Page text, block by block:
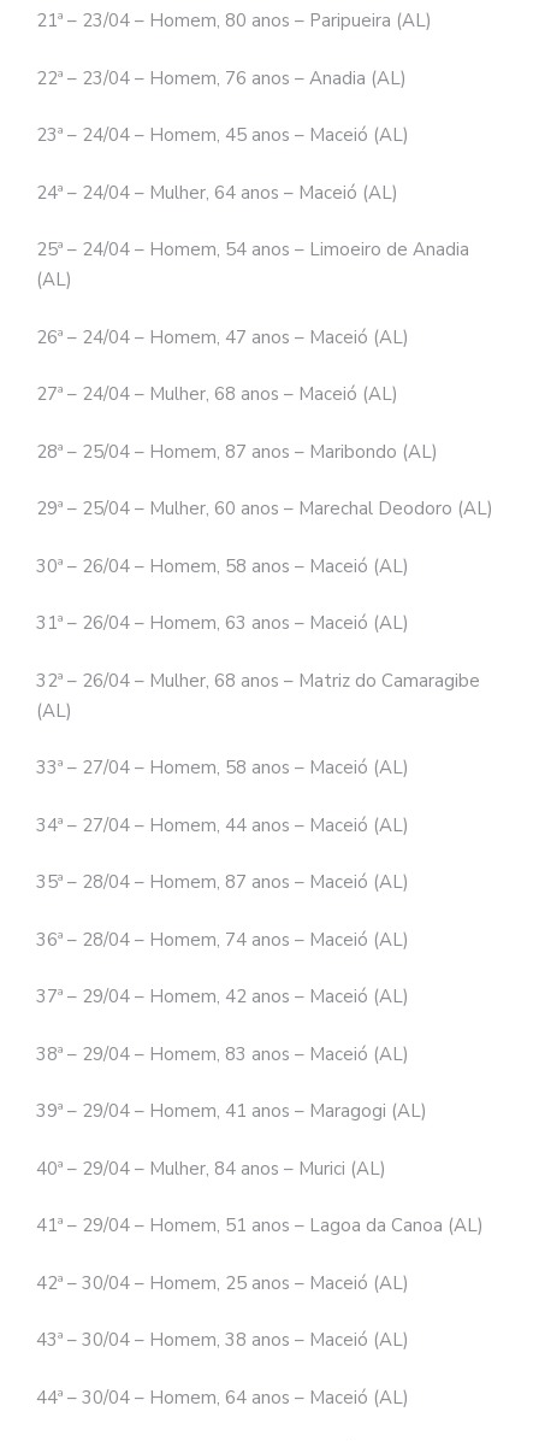
21ª – 23/04 – Homem, 80 anos – Paripueira (AL)
22ª – 23/04 – Homem, 76 anos – Anadia (AL)
23ª – 24/04 – Homem, 45 anos – Maceió (AL)
24ª – 24/04 – Mulher, 64 anos – Maceió (AL)
25ª – 24/04 – Homem, 54 anos – Limoeiro de Anadia
(AL)
26ª – 24/04 – Homem, 47 anos – Maceió (AL)
27ª – 24/04 – Mulher, 68 anos – Maceió (AL)
28ª – 25/04 – Homem, 87 anos – Maribondo (AL)
29ª – 25/04 – Mulher, 60 anos – Marechal Deodoro (AL)
30ª – 26/04 – Homem, 58 anos – Maceió (AL)
31ª – 26/04 – Homem, 63 anos – Maceió (AL)
32ª – 26/04 – Mulher, 68 anos – Matriz do Camaragibe
(AL)
33ª – 27/04 – Homem, 58 anos – Maceió (AL)
34ª – 27/04 – Homem, 44 anos – Maceió (AL)
35ª – 28/04 – Homem, 87 anos – Maceió (AL)
36ª – 28/04 – Homem, 74 anos – Maceió (AL)
37ª – 29/04 – Homem, 42 anos – Maceió (AL)
38ª – 29/04 – Homem, 83 anos – Maceió (AL)
39ª – 29/04 – Homem, 41 anos – Maragogi (AL)
40ª – 29/04 – Mulher, 84 anos – Murici (AL)
41ª – 29/04 – Homem, 51 anos – Lagoa da Canoa (AL)
42ª – 30/04 – Homem, 25 anos – Maceió (AL)
43ª – 30/04 – Homem, 38 anos – Maceió (AL)
44ª – 30/04 – Homem, 64 anos – Maceió (AL)